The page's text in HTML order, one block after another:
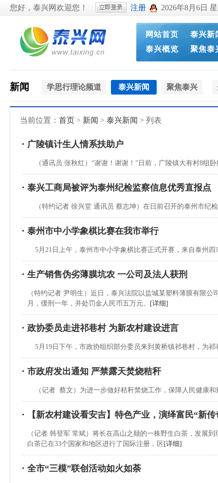
您好，泰兴网欢迎您！ 注册 2026年8月6日
网站首页
泰兴概览
泰兴新
聚焦泰
新闻 学思行理论频道 泰兴新闻 聚焦泰兴
当前位置： 首页 > 新闻 > 泰兴新闻 > 列表
广陵镇计生人情系扶助户
（通讯员 张秋红）“谢谢！谢谢！”日前，广陵镇大有村8组
泰兴工商局被评为泰州纪检监察信息优秀直报点
（特约记者 徐兴堂 通讯员 蔡志坤）在日前召开的泰州市纪
泰州市中小学象棋比赛在我市举行
5月21日上午，泰州市中小学象棋比赛正式开赛，来自泰州
生产销售伪劣薄膜坑农 一公司及法人获刑
（特约记者 尹明生）近日，泰兴法院以盐城某塑料薄膜有限
月，缓刑一年，并处罚金人民币五万元。
[详细]
政协委员走进祁巷村 为新农村建设进言
5月19日下午，市政协组织部分委员来到黄桥镇祁巷村，为
市政府发出通知 严禁露天焚烧秸秆
（记者 蔡文）为进一步做好秸秆禁烧工作，保障人民健康和
【新农村建设看安吉】特色产业，演绎富民“新传
（记者 韩登军 常斌）将长在高山之颠的一株野生白茶，发展
白茶已在33个国家和地区进行了国际注册，区 [详细]
全市“三模”联创活动如火如荼